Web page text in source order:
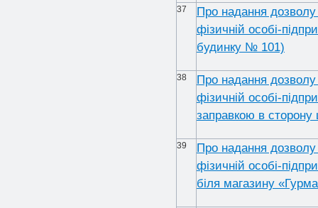
37
Про надання дозволу
фізичній особі-
будинку № 101)
38
Про надання дозволу
фізичній особі-
заправкою в сторону
39
Про надання дозволу
фізичній особі-
біля магазину